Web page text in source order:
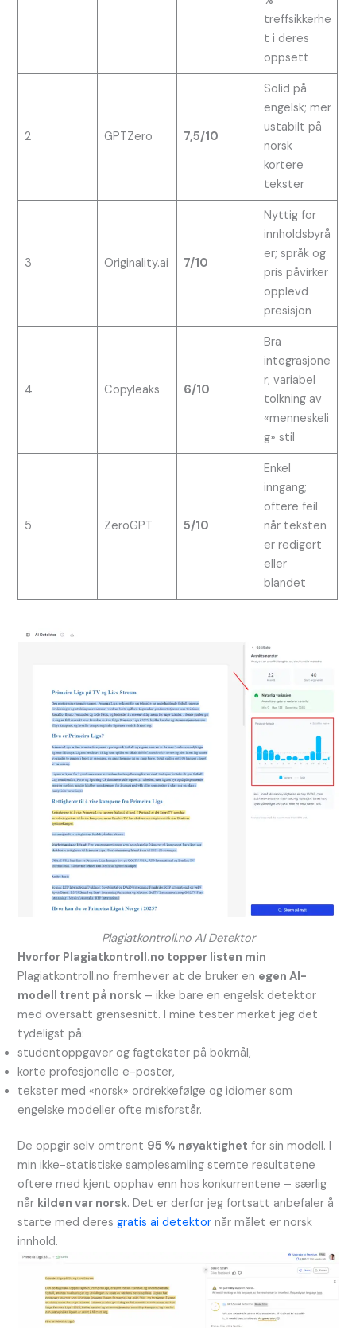
treffsikkerhe
t i deres
oppsett
2 GPTZero 7,5/10
Solid på
engelsk; mer
ustabilt på
norsk
kortere
tekster
3 Originality.ai 7/10
Nyttig for
innholdsbyrå
er; språk og
pris påvirker
opplevd
presisjon
4 Copyleaks 6/10
Bra
integrasjone
r; variabel
tolkning av
«menneskeli
g» stil
5 ZeroGPT 5/10
Enkel
inngang;
oftere feil
når teksten
er redigert
eller
blandet
Plagiatkontroll.no AI Detektor
Hvorfor Plagiatkontroll.no topper listen min
Plagiatkontroll.no fremhever at de bruker en egen AI-
modell trent på norsk – ikke bare en engelsk detektor
med oversatt grensesnitt. I mine tester merket jeg det
tydeligst på:
studentoppgaver og fagtekster på bokmål,
korte profesjonelle e-poster,
tekster med «norsk» ordrekkefølge og idiomer som
engelske modeller ofte misforstår.
De oppgir selv omtrent 95 % nøyaktighet for sin modell. I
min ikke-statistiske samplesamling stemte resultatene
oftere med kjent opphav enn hos konkurrentene – særlig
når kilden var norsk. Det er derfor jeg fortsatt anbefaler å
starte med deresgratis ai detektor når målet er norsk
innhold.